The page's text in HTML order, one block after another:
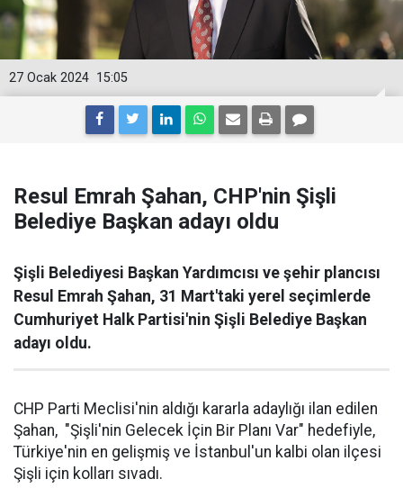
15:05
27 Ocak 2024
Resul Emrah Şahan, CHP'nin Şişli
Belediye Başkan adayı oldu
Şişli Belediyesi Başkan Yardımcısı ve şehir plancısı
Resul Emrah Şahan, 31 Mart'taki yerel seçimlerde
Cumhuriyet Halk Partisi'nin Şişli Belediye Başkan
adayı oldu.
CHP Parti Meclisi'nin aldığı kararla adaylığı ilan edilen
Şahan, "Şişli'nin Gelecek İçin Bir Planı Var" hedefiyle,
Türkiye'nin en gelişmiş ve İstanbul'un kalbi olan ilçesi
Şişli için kolları sıvadı.